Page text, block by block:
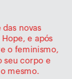
das novas
e após
o feminismo,
seu corpo e
mesmo.